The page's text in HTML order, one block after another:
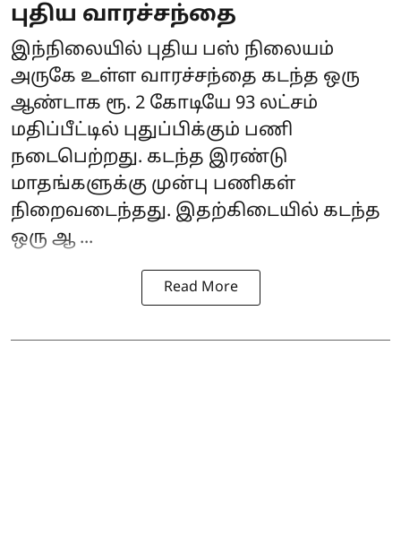
புதிய வாரச்சந்தை
இந்நிலையில் புதிய பஸ் நிலையம்
அருகே உள்ள வாரச்சந்தை கடந்த ஒரு
ஆண்டாக ரூ. 2 கோடியே 93 லட்சம்
மதிப்பீட்டில் புதுப்பிக்கும் பணி
நடைபெற்றது. கடந்த இரண்டு
மாதங்களுக்கு முன்பு பணிகள்
நிறைவடைந்தது. இதற்கிடையில் கடந்த
ஒரு ஆ ...
Read More